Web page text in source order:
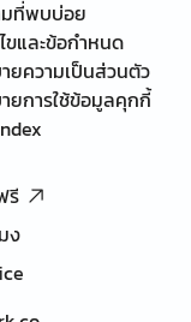
มที่พบบ่อย
ขและข้อกำหนด
ยความเป็นส่วนตัว
ยการใช้ข้อมูลคุกกี้
รี
ง